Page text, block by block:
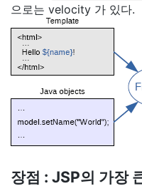
으로는 velocity 가 있다.
장점 : JSP의 가장